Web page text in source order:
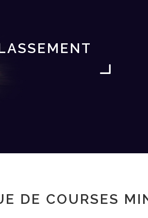
DE COURSES